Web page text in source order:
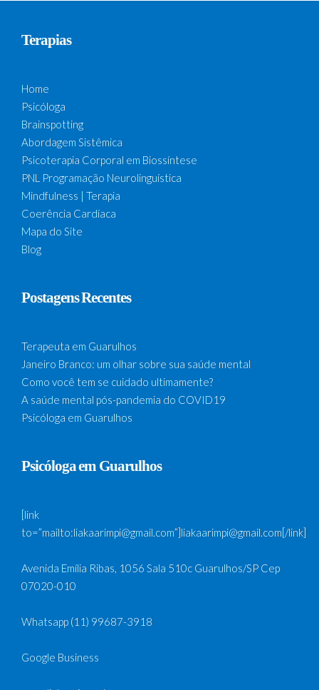
Terapias
Home
Psicóloga
Brainspotting
Abordagem Sistêmica
Psicoterapia Corporal em Biossíntese
PNL Programação Neurolinguística
Mindfulness | Terapia
Coerência Cardíaca
Mapa do Site
Blog
Postagens Recentes
Terapeuta em Guarulhos
Janeiro Branco: um olhar sobre sua saúde mental
Como você tem se cuidado ultimamente?
A saúde mental pós-pandemia do COVID19
Psicóloga em Guarulhos
Psicóloga em Guarulhos
[link
to=”mailto:liakaarimpi@gmail.com”]liakaarimpi@gmail.com[/link]
Avenida Emília Ribas, 1056 Sala 510c Guarulhos/SP Cep
07020-010
Whatsapp (11) 99687-3918
Google Business